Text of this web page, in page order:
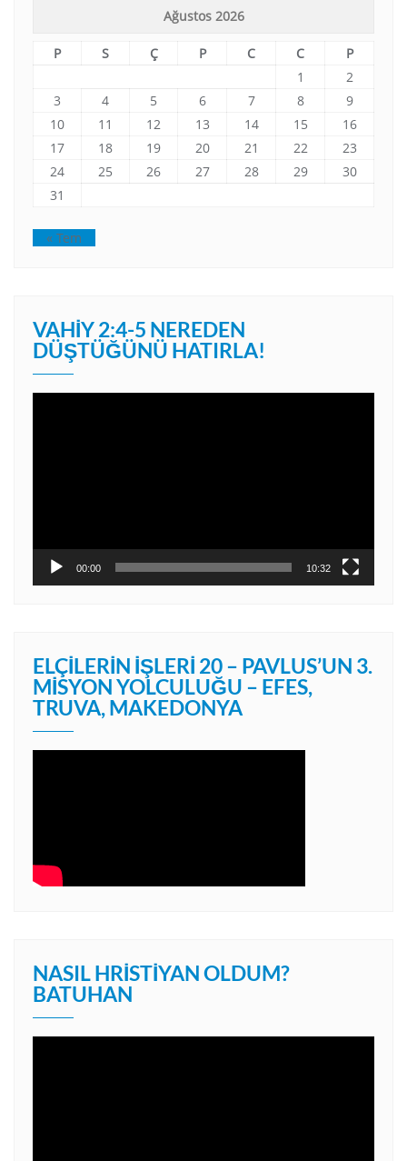
Ağustos 2026
P S Ç P C C
P
1
2
3
4 5 6 7 8
9
10
11 12 13 14 15
16
17
18 19 20 21 22
23
24
25 26 27 28 29
30
31
« Tem
VAHIY 2:4-5 NEREDEN
DÜŞTÜĞÜNÜ HATIRLA!
00:00 10:32
ELÇILERIN İŞLERI 20 – PAVLUS’UN 3.
MISYON YOLCULUĞU – EFES,
TRUVA, MAKEDONYA
NASIL HRISTIYAN OLDUM?
BATUHAN